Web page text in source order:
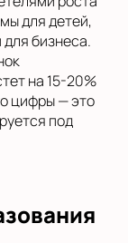
для детей,
бизнеса.
на 15-20%
цифры — это
под